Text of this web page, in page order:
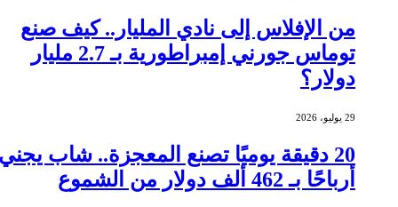
من الإفلاس إلى نادي المليار.. كيف صنع
توماس جورني إمبراطورية بـ 2.7 مليار
دولار؟
29 يوليو، 2026
20 دقيقة يوميًا تصنع المعجزة.. شاب يجني
أرباحًا بـ 462 ألف دولار من الشموع